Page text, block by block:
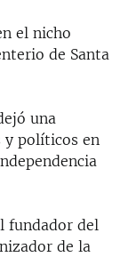
el nicho
de Santa
una
y políticos en
fundador del
de la